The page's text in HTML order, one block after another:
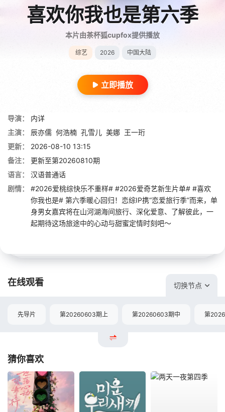
喜欢你我也是第六季
本片由茶杯狐cupfox提供播放
综艺 2026 中国大陆
立即播放
导演：
内详
主演：
辰亦儒 何浩楠 孔雪儿 美娜 王一珩
更新：
2026-08-10 13:15
备注：
更新至第20260810期
语言：
汉语普通话
剧情：
#2026爱桃综快乐不重样# #2026爱奇艺新生片单# #喜欢
你我也是# 第六季暖心回归！恋综IP携“恋爱旅行季”而来，单
身男女嘉宾将在山河湖海间旅行、深化爱意、了解彼此，一
起期待这场旅途中的心动与甜蜜定情时刻吧～
在线观看 切换节点
先导片 第20260603期上 第20260603期中 第
猜你喜欢